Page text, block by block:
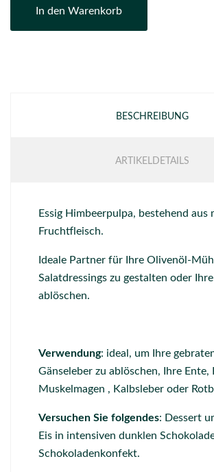
In den Warenkorb
BESCHREIBUNG
ARTIKELDETAILS
Essig Himbeerpulpa, bestehend aus
Fruchtfleisch.
Ideale Partner für Ihre Olivenöl-
Salatdressings zu gestalten oder
ablöschen.
Verwendung: ideal, um Ihre
Gänseleber zu ablöschen, Ihre Ente,
Muskelmagen , Kalbsleber oder
Versuchen Sie folgendes: Dessert
Eis in intensiven dunklen
Schokoladenkonfekt.